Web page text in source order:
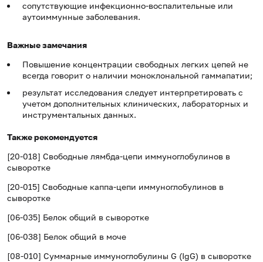
сопутствующие инфекционно-воспалительные или
аутоиммунные заболевания.
Важные замечания
Повышение концентрации свободных легких цепей не
всегда говорит о наличии моноклональной гаммапатии;
результат исследования следует интерпретировать с
учетом дополнительных клинических, лабораторных и
инструментальных данных.
Также рекомендуется
[20-018] Свободные лямбда-цепи иммуноглобулинов в
сыворотке
[20-015] Свободные каппа-цепи иммуноглобулинов в
сыворотке
[06-035] Белок общий в сыворотке
[06-038] Белок общий в моче
[08-010] Суммарные иммуноглобулины G (IgG) в сыворотке